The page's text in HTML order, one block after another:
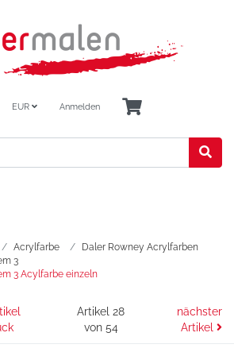
EUR Anmelden
Acrylfarbe
Daler Rowney Acrylfarben
3
3 Acylfarbe einzeln
Artikel 28
von 54
nächster
Artikel